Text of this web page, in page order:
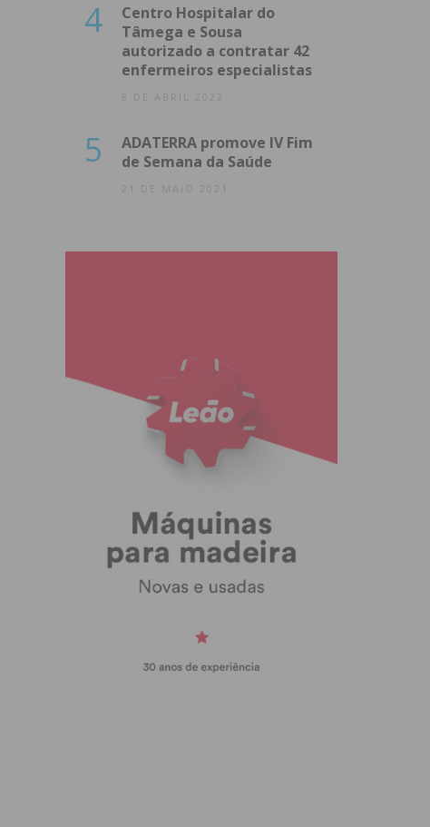
4
Centro Hospitalar do
Tâmega e Sousa
autorizado a contratar 42
enfermeiros especialistas
8 DE ABRIL 2022
5
ADATERRA promove IV Fim
de Semana da Saúde
21 DE MAIO 2021